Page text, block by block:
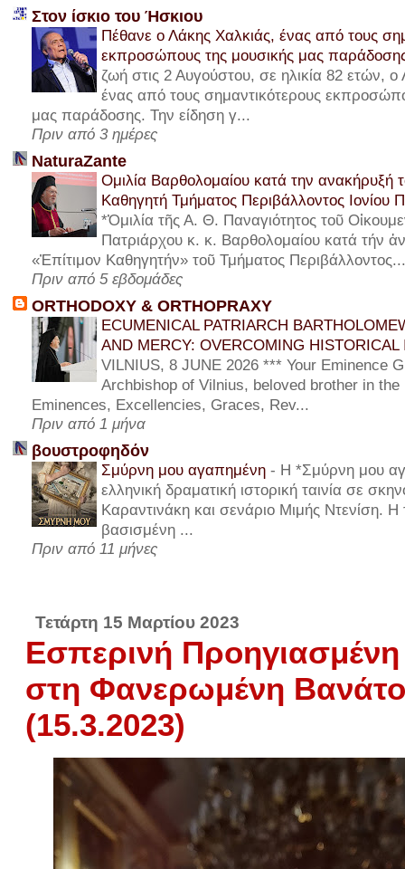
Στον ίσκιο του Ήσκιου
Πέθανε ο Λάκης Χαλκιάς, ένας από τους
εκπροσώπους της μουσικής μας
ζωή στις 2 Αυγούστου, σε ηλικία 82 ετών, ο
ένας από τους σημαντικότερους
μας παράδοσης. Την είδηση γ...
Πριν από 3 ημέρες
NaturaZante
Ομιλία Βαρθολομαίου κατά την ανακήρυξή
Καθηγητή Τμήματος Περιβάλλοντος Ιονίου
*Ὁμιλία τῆς Α. Θ. Παναγιότητος τοῦ
Πατριάρχου κ. κ. Βαρθολομαίου κατά τήν
«Ἐπίτιμον Καθηγητήν» τοῦ Τμήματος Περιβάλλοντος...
Πριν από 5 εβδομάδες
ORTHODOXY & ORTHOPRAXY
ECUMENICAL PATRIARCH
AND MERCY: OVERCOMING HISTORICAL
VILNIUS, 8 JUNE 2026 *** Your Eminence
Archbishop of Vilnius, beloved brother in the
Eminences, Excellencies, Graces, Rev...
Πριν από 1 μήνα
βουστροφηδόν
Σμύρνη μου αγαπημένη - Η *Σμύρνη μου
ελληνική δραματική ιστορική ταινία σε
Καραντινάκη και σενάριο Μιμής Ντενίση. Η
βασισμένη ...
Πριν από 11 μήνες
Τετάρτη 15 Μαρτίου 2023
Εσπερινή Προηγιασμένη
στη Φανερωμένη
(15.3.2023)